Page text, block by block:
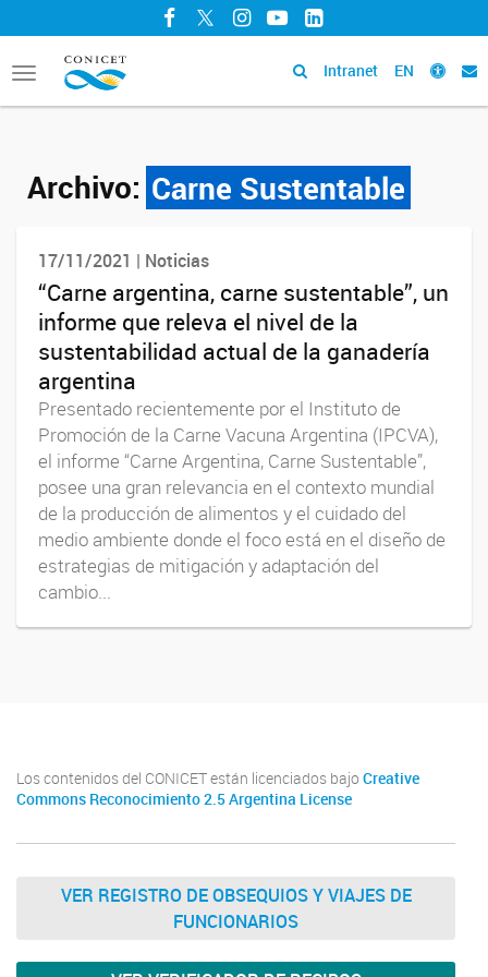
Facebook
TwitterInstagram
YouTubeLinkedIn
Toggle
navigation
Intranet EN
Archivo: Carne Sustentable
17/11/2021 | Noticias
“Carne argentina, carne sustentable”, un
informe que releva el nivel de la
sustentabilidad actual de la ganadería
argentina
Presentado recientemente por el Instituto de
Promoción de la Carne Vacuna Argentina (IPCVA),
el informe “Carne Argentina, Carne Sustentable”,
posee una gran relevancia en el contexto mundial
de la producción de alimentos y el cuidado del
medio ambiente donde el foco está en el diseño de
estrategias de mitigación y adaptación del
cambio...
Los contenidos del CONICET están licenciados bajo Creative
Commons Reconocimiento 2.5 Argentina License
VER REGISTRO DE OBSEQUIOS Y VIAJES DE
FUNCIONARIOS